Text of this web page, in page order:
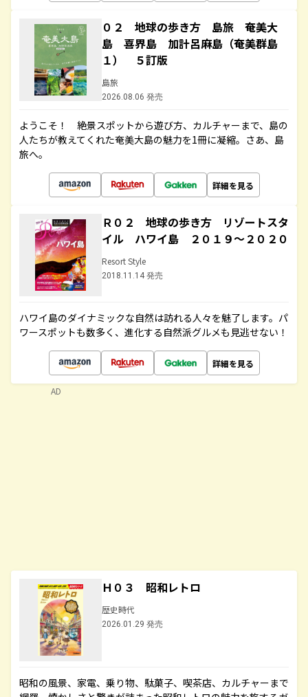
０２ 地球の歩き方 島旅 奄美大
島 喜界島 加計呂麻島（奄美群島
１） ５訂版
島旅
2026.08.06 発売
ようこそ！ 絶景スポットから遊び方、カルチャーまで、島の
人たちが教えてくれた奄美大島の魅力を1冊に凝縮。さあ、島
旅へ。
詳細を見る
Ｒ０２ 地球の歩き方 リゾートスタ
イル ハワイ島 ２０１９～２０２０
Resort Style
2018.11.14 発売
ハワイ島のダイナミックな自然は訪れる人々を魅了します。パ
ワースポットも数多く、進化する自然派グルメも見逃せない！
詳細を見る
Ｈ０３ 昭和レトロ
歴史時代
2026.01.29 発売
昭和の風景、家電、乗り物、駄菓子、喫茶店、カルチャーまで
AD